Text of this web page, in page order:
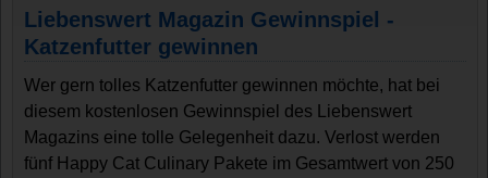
Liebenswert Magazin Gewinnspiel -
Katzenfutter gewinnen
Wer gern tolles Katzenfutter gewinnen möchte, hat bei
diesem kostenlosen Gewinnspiel des Liebenswert
Magazins eine tolle Gelegenheit dazu. Verlost werden
fünf Happy Cat Culinary Pakete im Gesamtwert von 250